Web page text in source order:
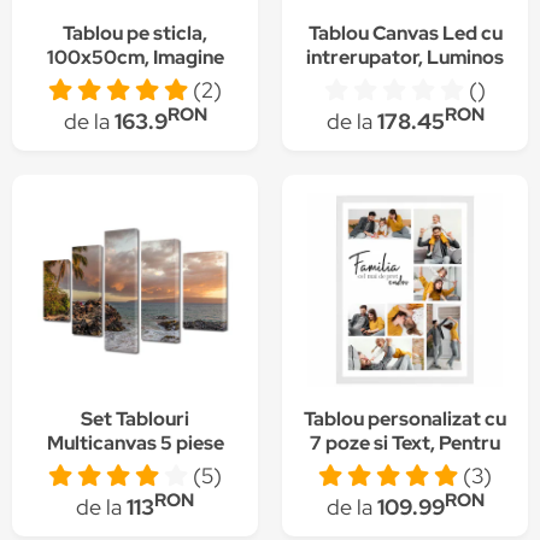
Tablou pe sticla,
100x50cm, Imagine
imprimata sticla,
Decorarea peretilor
"luna plina”
(2)
de la163.9RON
Tablou Canvas Led cu
intrerupator, Luminos
in intuneric, Premium
Art Factory TrueColor
Peisaj, Multicolor,
Panza pe cadru de
lemn, Decoratiuni
Moderne pentru Casa,
40 x 60 cm
()
de la178.45RON
Set Tablouri
Multicanvas 5 piese
Premium Art Factory
TrueColor Peisaj
Multicolor Peisaj cu
(5)
de la113RON
Tablou personalizat cu
7 poze si Text, Pentru
Familie, din lemn
natural, Priti Global ,
Alb, A3, 30 x 42 cm
(3)
de la109.99RON